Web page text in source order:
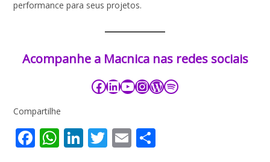
performance para seus projetos.
Acompanhe a Macnica nas redes sociais​​​
Compartilhe
F W Li T E